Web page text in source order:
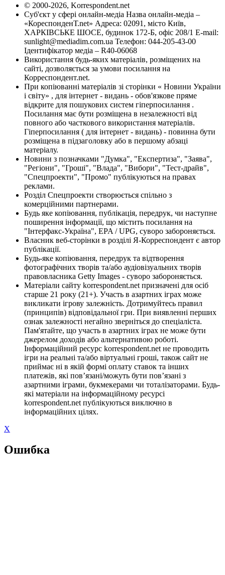
© 2000-2026, Korrespondent.net
Суб'єкт у сфері онлайн-медіа Назва онлайн-медіа –
«КореспонденТ.net» Адреса: 02091, місто Київ,
ХАРКІВСЬКЕ ШОСЕ, будинок 172-Б, офіс 208/1 E-mail:
sunlight@mediadim.com.ua Телефон: 044-205-43-00
Ідентифікатор медіа – R40-06068
Використання будь-яких матеріалів, розміщених на
сайті, дозволяється за умови посилання на
Корреспондент.net.
При копіюванні матеріалів зі сторінки « Новини України
і світу» , для інтернет - видань - обов'язкове пряме
відкрите для пошукових систем гіперпосилання .
Посилання має бути розміщена в незалежності від
повного або часткового використання матеріалів.
Гіперпосилання ( для інтернет - видань) - повинна бути
розміщена в підзаголовку або в першому абзаці
матеріалу.
Новини з позначками "Думка", "Експертиза", "Заява",
"Регіони", "Гроші", "Влада", "Вибори", "Тест-драйв",
"Спецпроекти", "Промо" публікуються на правах
реклами.
Розділ Спецпроекти створюється спільно з
комерційними партнерами.
Будь яке копіювання, публікація, передрук, чи наступне
поширення інформації, що містить посилання на
"Інтерфакс-Україна", EPA / UPG, суворо забороняється.
Власник веб-сторінки в розділі Я-Корреспондент є автор
публікації.
Будь-яке копіювання, передрук та відтворення
фотографічних творів та/або аудіовізуальних творів
правовласника Getty Images - суворо забороняється.
Матеріали сайту korrespondent.net призначені для осіб
старше 21 року (21+). Участь в азартних іграх може
викликати ігрову залежність. Дотримуйтесь правил
(принципів) відповідальної гри. При виявленні перших
ознак залежності негайно зверніться до спеціаліста.
Пам'ятайте, що участь в азартних іграх не може бути
джерелом доходів або альтернативою роботі.
Інформаційний ресурс korrespondent.net не проводить
ігри на реальні та/або віртуальні гроші, також сайт не
приймає ні в якій формі оплату ставок та інших
платежів, які пов’язані/можуть бути пов’язані з
азартними іграми, букмекерами чи тоталізаторами. Будь-
які матеріали на інформаційному ресурсі
korrespondent.net публікуються виключно в
інформаційних цілях.
X
Ошибка